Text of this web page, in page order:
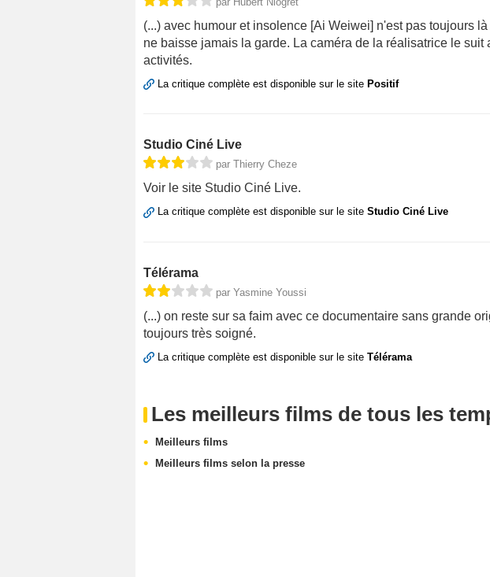
(...) avec humour et insolence [Ai Weiwei] n'est pas toujours
ne baisse jamais la garde. La caméra de la réalisatrice le suit
activités.
La critique complète est disponible sur le site Positif
Studio Ciné Live
par Thierry Cheze
Voir le site Studio Ciné Live.
La critique complète est disponible sur le site Studio Ciné Live
Télérama
par Yasmine Youssi
(...) on reste sur sa faim avec ce documentaire sans grande
toujours très soigné.
La critique complète est disponible sur le site Télérama
Les meilleurs films de tous les
Meilleurs films
Meilleurs films selon la presse